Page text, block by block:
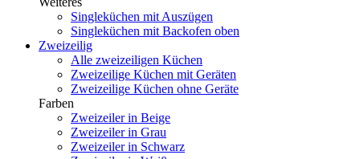
Singleküchen mit Auszügen
Singleküchen mit Backofen oben
Zweizeilig
Alle zweizeiligen Küchen
Zweizeilige Küchen mit Geräten
Zweizeilige Küchen ohne Geräte
Farben
Zweizeiler in Beige
Zweizeiler in Grau
Zweizeiler in Schwarz